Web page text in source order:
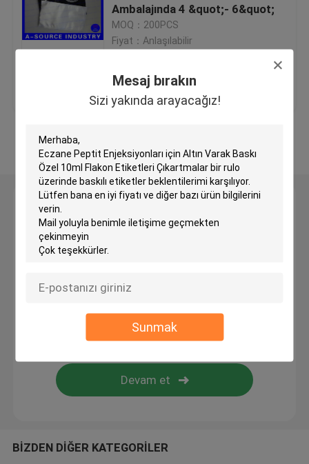
Mesaj bırakın
Sizi yakında arayacağız!
Sunmak
Özel Holografik Etiketler
Plastik şişeler hap
İlaç ambalaj kutusu
Alüminyum folyo Çantalar
Plastik blister ambalaj
Özel Kozmetik Etiketleri
Farmasötik Cam Ampuller
Ambalajında ​​4 &quot;- 6&quot;
MOQ：200PCS
Fiyat：Anlaşılabilir
En iyi fiyat
Daha fazla göster
Mesaj bırakın
Sizi yakında arayacağız!
BİZDEN DİĞER KATEGORİLER